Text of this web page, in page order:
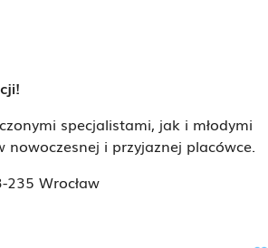
specjalistami, jak i młodymi
i przyjaznej placówce.
Wrocław